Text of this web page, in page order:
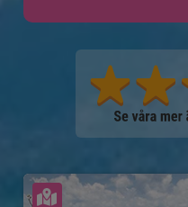
Se karta